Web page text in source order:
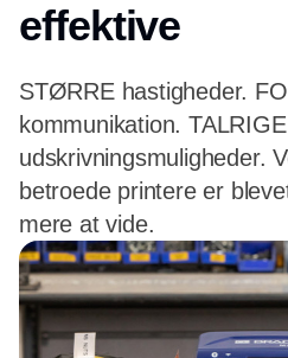
effektive
STØRRE hastigheder.
kommunikation. TALRIGE
udskrivningsmuligheder.
betroede printere er
mere at vide.